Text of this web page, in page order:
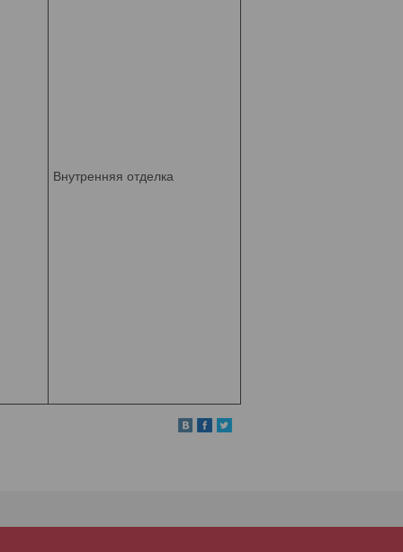
Внутренняя отделка